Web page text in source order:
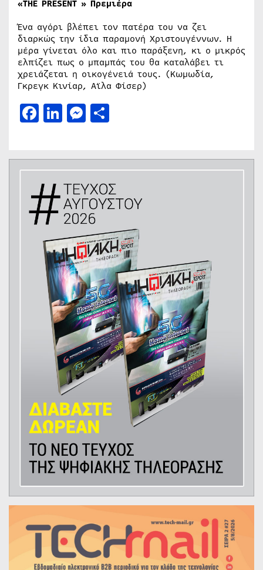
«THE PRESENT » Πρεμιέρα
Ένα αγόρι βλέπει τον πατέρα του να ζει
διαρκώς την ίδια παραμονή Χριστουγέννων. Η
μέρα γίνεται όλο και πιο παράξενη, κι ο μικρός
ελπίζει πως ο μπαμπάς του θα καταλάβει τι
χρειάζεται η οικογένειά τους. (Κωμωδία,
Γκρεγκ Κινίαρ, Αϊλα Φίσερ)
Facebook
LinkedIn
Messenger